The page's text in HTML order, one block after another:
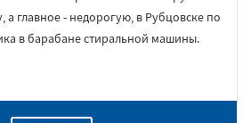
а главное - недорогую, в Рубцовске по
в барабане стиральной машины.